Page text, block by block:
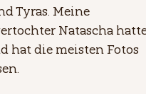
Tyras. Meine
Natascha
hat die meisten Fotos